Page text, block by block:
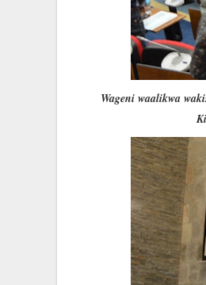
Wageni waalikwa